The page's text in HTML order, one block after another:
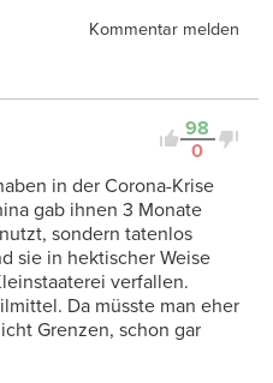
Kommentar melden
98
0
in der Corona-Krise
gab ihnen 3 Monate
sondern tatenlos
sie in hektischer Weise
verfallen.
Da müsste man eher
Grenzen, schon gar